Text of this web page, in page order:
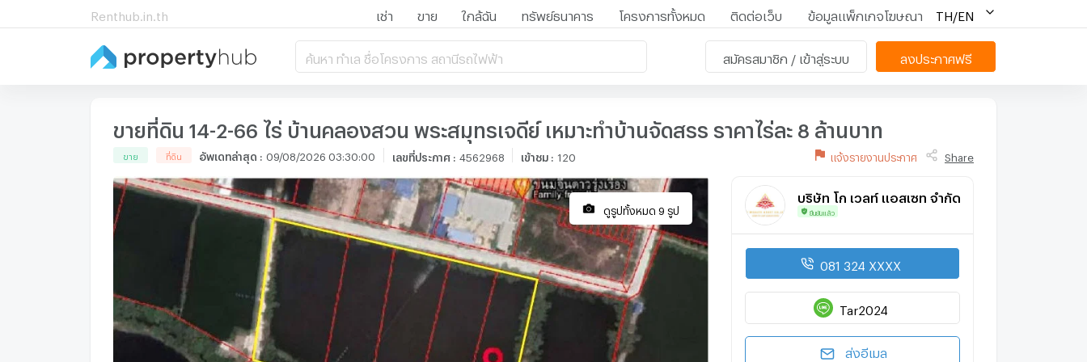
Renthub.in.th เช่า ขาย ใกล้ฉัน ทรัพย์ธนาคาร โครงการทั้งหมด ติดต่อเว็บ ข้อมูลแพ็กเกจโฆษณา TH/EN
ค้นหา ทำเล ชื่อโครงการ สถานีรถไฟฟ้า สมัครสมาชิก / เข้าสู่ระบบ ลงประกาศฟรี
ขายที่ดิน 14-2-66 ไร่ บ้านคลองสวน พระสมุทรเจดีย์ เหมาะทำบ้านจัดสรร ราคาไร่ละ 8 ล้านบาท
ขาย ที่ดิน อัพเดทล่าสุด : 09/08/2026 03:30:00 เลขที่ประกาศ: 4562968 เข้าชม: 120 แจ้งรายงานประกาศ Share
ดูรูปทั้งหมด 9 รูป
บริษัท โก เวลท์ แอสเซท จำกัด
ยืนยันแล้ว
081 324 XXXX
Tar2024
ส่งอีเมล